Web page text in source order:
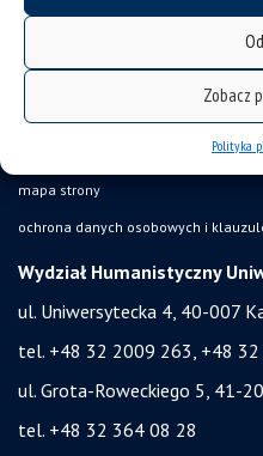
Zobacz
Polityka
mapa strony
ochrona danych osobowych i
Wydział Humanistyczny
ul. Uniwersytecka 4, 40-007
tel. +48 32 2009 263, +48
ul. Grota-Roweckiego 5, 41-
tel. +48 32 364 08 28